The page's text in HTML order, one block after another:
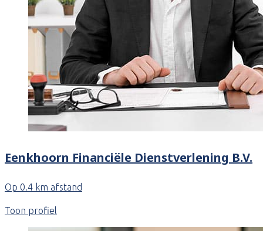
Eenkhoorn Financiële Dienstverlening B.V.
Op 0.4 km afstand
Toon profiel